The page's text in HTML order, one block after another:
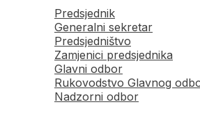
Predsjednik
Generalni sekretar
Predsjedništvo
Zamjenici predsjednika
Glavni odbor
Rukovodstvo Glavnog
Nadzorni odbor